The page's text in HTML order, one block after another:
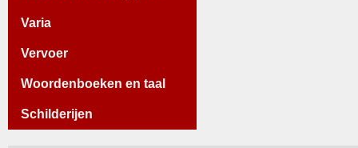
Varia
Vervoer
Woordenboeken en taal
Schilderijen